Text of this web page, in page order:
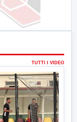
TUTTI I VIDEO